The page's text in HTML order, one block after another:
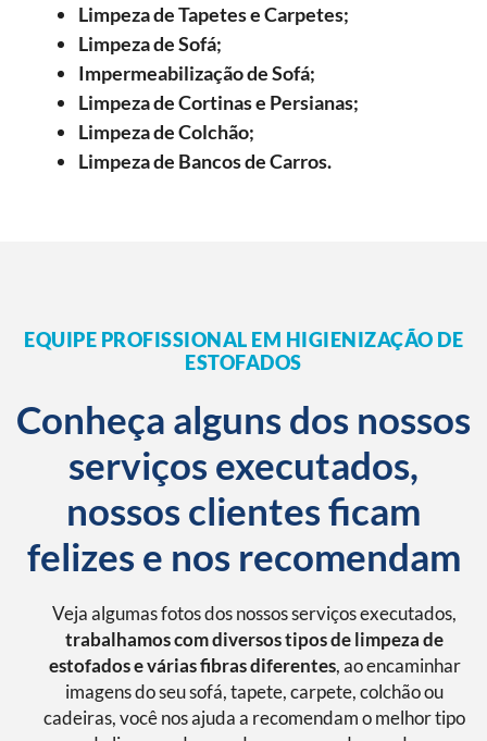
Limpeza de Tapetes e Carpetes;
Limpeza de Sofá;
Impermeabilização de Sofá;
Limpeza de Cortinas e Persianas;
Limpeza de Colchão;
Limpeza de Bancos de Carros.
EQUIPE PROFISSIONAL EM HIGIENIZAÇÃO DE
ESTOFADOS
Conheça alguns dos nossos
serviços executados,
nossos clientes ficam
felizes e nos recomendam
Veja algumas fotos dos nossos serviços executados,
trabalhamos com diversos tipos de limpeza de
estofados e várias fibras diferentes, ao encaminhar
imagens do seu sofá, tapete, carpete, colchão ou
cadeiras, você nos ajuda a recomendam o melhor tipo